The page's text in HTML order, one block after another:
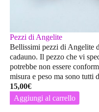
Pezzi di Angelite
Bellissimi pezzi di Angelite
cadauno. Il pezzo che vi
potrebbe non essere
misura e peso ma sono tutti
15,00€
Aggiungi al carrello